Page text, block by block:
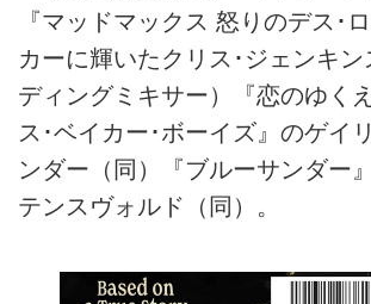
『マッドマックス 怒りのデス･
カーに輝いたクリス･ジェンキ
ディングミキサー）『恋のゆく
ス･ベイカー･ボーイズ』のゲイ
ンダー（同）『ブルーサンダー
テンスヴォルド（同）。